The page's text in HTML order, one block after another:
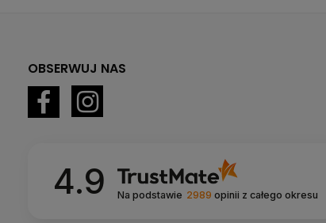
OBSERWUJ NAS
4.9 Na podstawie 2989 opinii z całego okresu